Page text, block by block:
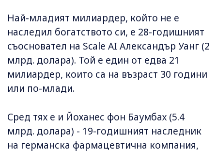
Най-младият милиардер, който не е
наследил богатството си, е 28-годишният
съосновател на Scale AI Александър Уанг (2
млрд. долара). Той е един от едва 21
милиардер, които са на възраст 30 години
или по-млади.
Сред тях е и Йоханес фон Баумбах (5.4
млрд. долара) - 19-годишният наследник
на германска фармацевтична компания,